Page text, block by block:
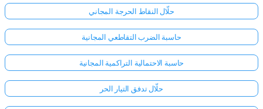
حلّال النقاط الحرجة المجاني
حاسبة الضرب التقاطعي المجانية
حاسبة الاحتمالية التراكمية المجانية
حلّال تدفق التيار الحر